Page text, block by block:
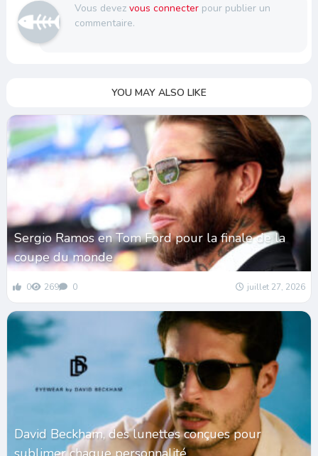
Vous devez vous connecterpour publier un
commentaire.
YOU MAY ALSO LIKE
Sergio Ramos en Tom Ford pour la finale de la
coupe du monde
0 269 0 juillet 27, 2026
David Beckham, des lunettes conçues pour